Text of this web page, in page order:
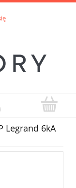
Legrand 6kA